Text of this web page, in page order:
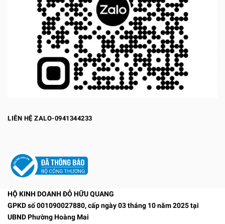
LIÊN HỆ ZALO-0941344233
HỘ KINH DOANH ĐỖ HỮU QUANG
GPKD số 001090027880, cấp ngày 03 tháng 10 năm 2025 tại
UBND Phường Hoàng Mai